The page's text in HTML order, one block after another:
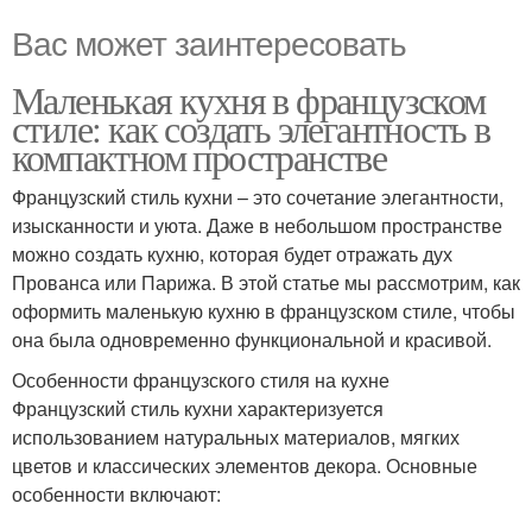
Вас может заинтересовать
Маленькая кухня в французском
стиле: как создать элегантность в
компактном пространстве
Французский стиль кухни – это сочетание элегантности,
изысканности и уюта. Даже в небольшом пространстве
можно создать кухню, которая будет отражать дух
Прованса или Парижа. В этой статье мы рассмотрим, как
оформить маленькую кухню в французском стиле, чтобы
она была одновременно функциональной и красивой.
Особенности французского стиля на кухне
Французский стиль кухни характеризуется
использованием натуральных материалов, мягких
цветов и классических элементов декора. Основные
особенности включают: